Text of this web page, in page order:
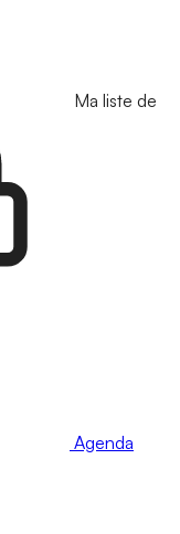
Ma liste de
Agenda